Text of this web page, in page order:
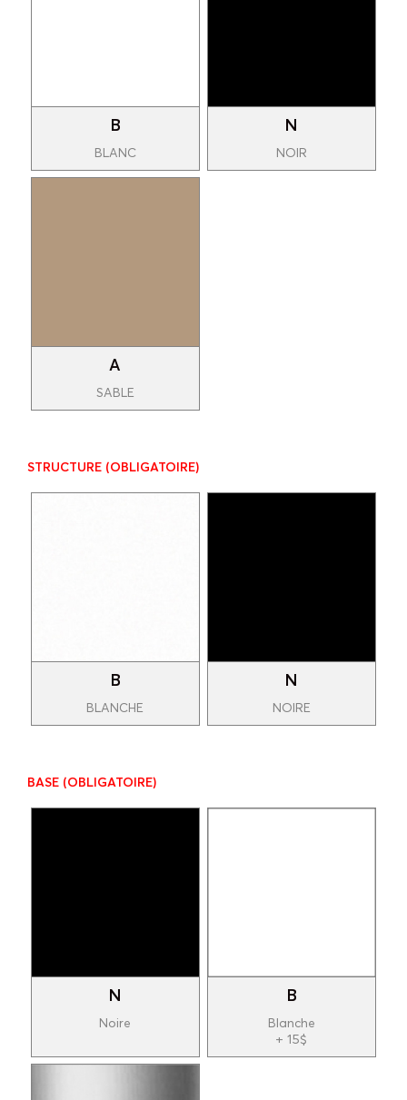
B
BLANC
N
NOIR
A
SABLE
STRUCTURE (OBLIGATOIRE)
B
BLANCHE
N
NOIRE
BASE (OBLIGATOIRE)
N
Noire
B
Blanche
+ 15$